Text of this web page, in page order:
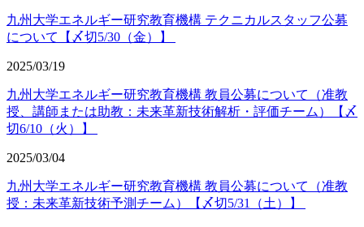
九州大学エネルギー研究教育機構 テクニカルスタッフ公募
について【〆切5/30（金）】
2025/03/19
九州大学エネルギー研究教育機構 教員公募について（准教
授、講師または助教：未来革新技術解析・評価チーム）【〆
切6/10（火）】
2025/03/04
九州大学エネルギー研究教育機構 教員公募について（准教
授：未来革新技術予測チーム）【〆切5/31（土）】